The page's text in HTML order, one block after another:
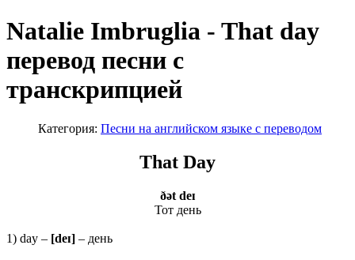
Natalie Imbruglia - That day
перевод песни с
транскрипцией
Категория: Песни на английском языке с переводом
That Day
ðət deɪ
Тот день
1) day – [deɪ] – день